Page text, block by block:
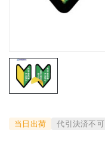
当日出荷 代引決済不可